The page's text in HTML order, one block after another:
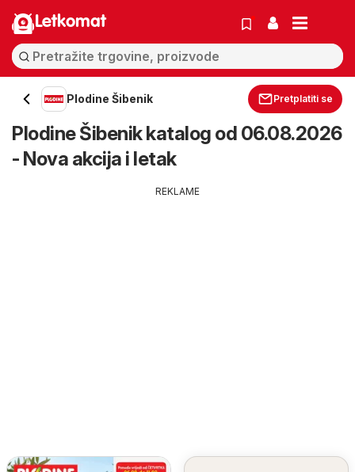
Letkomat
Plodine Šibenik Pretplatiti se
Plodine Šibenik katalog od 06.08.2026
- Nova akcija i letak
REKLAME